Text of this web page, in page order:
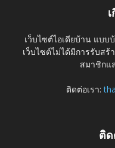
เว็บไซต์ไอเดียบ้าน แบ
เว็บไซต์ไม่ได้มีการรับสร้
สมาชิกแ
ติดต่อเรา:
ติด